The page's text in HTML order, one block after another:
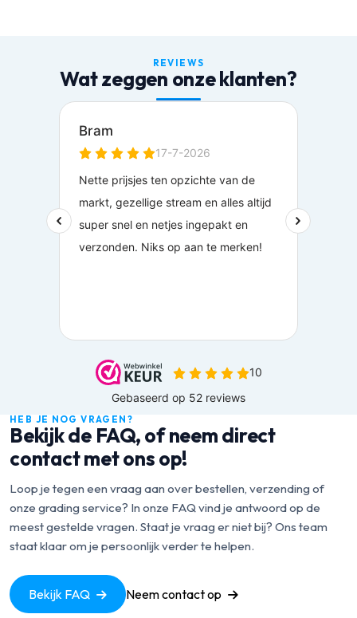
REVIEWS
Wat zeggen onze klanten?
HEB JE NOG VRAGEN?
Bekijk de FAQ, of neem direct
contact met ons op!
Loop je tegen een vraag aan over bestellen, verzending of
onze grading service? In onze FAQ vind je antwoord op de
meest gestelde vragen. Staat je vraag er niet bij? Ons team
staat klaar om je persoonlijk verder te helpen.
Bekijk FAQ Neem contact op